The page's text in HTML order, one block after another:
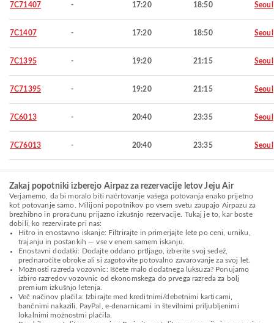
7C71407 - 17:20 18:50 Seoul
7C1407 - 17:20 18:50 Seoul
7C1395 - 19:20 21:15 Seoul
7C71395 - 19:20 21:15 Seoul
7C6013 - 20:40 23:35 Seoul
7C76013 - 20:40 23:35 Seoul
Zakaj popotniki izberejo Airpaz za rezervacije letov Jeju Air
Verjamemo, da bi moralo biti načrtovanje vašega potovanja enako prijetno
kot potovanje samo. Milijoni popotnikov po vsem svetu zaupajo Airpazu za
brezhibno in proračunu prijazno izkušnjo rezervacije. Tukaj je to, kar boste
dobili, ko rezervirate pri nas:
Hitro in enostavno iskanje: Filtrirajte in primerjajte lete po ceni, urniku,
trajanju in postankih — vse v enem samem iskanju.
Enostavni dodatki: Dodajte oddano prtljago, izberite svoj sedež,
prednaročite obroke ali si zagotovite potovalno zavarovanje za svoj let.
Možnosti razreda vozovnic: Iščete malo dodatnega luksuza? Ponujamo
izbiro razredov vozovnic od ekonomskega do prvega razreda za bolj
premium izkušnjo letenja.
Več načinov plačila: Izbirajte med kreditnimi/debetnimi karticami,
bančnimi nakazili, PayPal, e-denarnicami in številnimi priljubljenimi
lokalnimi možnostmi plačila.